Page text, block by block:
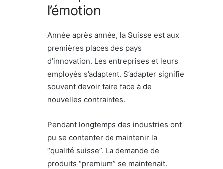
l’émotion
Année après année, la Suisse est aux
premières places des pays
d’innovation. Les entreprises et leurs
employés s’adaptent. S’adapter signifie
souvent devoir faire face à de
nouvelles contraintes.
Pendant longtemps des industries ont
pu se contenter de maintenir la
“qualité suisse”. La demande de
produits “premium” se maintenait.